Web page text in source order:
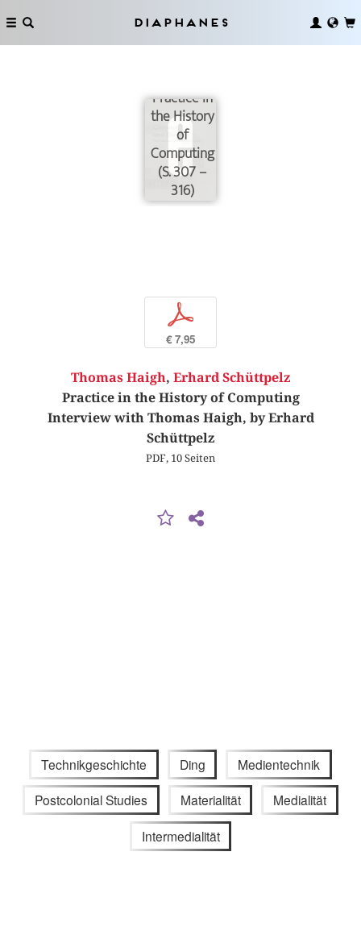
Diaphanes
Practice in
the History
of
Computing
(S. 307 –
316)
p
€ 7,95
Thomas Haigh, Erhard Schüttpelz
Practice in the History of Computing
Interview with Thomas Haigh, by Erhard
Schüttpelz
PDF, 10 Seiten
Technikgeschichte Ding Medientechnik
Postcolonial Studies Materialität Medialität
Intermedialität